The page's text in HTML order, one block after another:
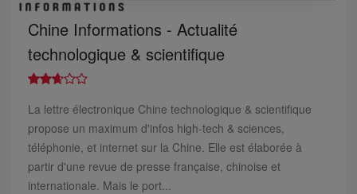
Chine Informations - Actualité
technologique & scientifique
La lettre électronique Chine technologique & scientifique
propose un maximum d'infos high-tech & sciences,
téléphonie, et internet sur la Chine. Elle est élaborée à
partir d'une revue de presse française, chinoise et
internationale. Mais le port...